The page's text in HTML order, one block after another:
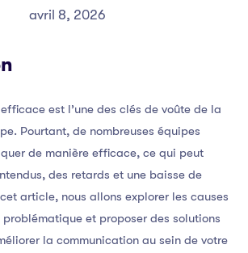
avril 8, 2026
est l’une des clés de voûte de la
Pourtant, de nombreuses équipes
de manière efficace, ce qui peut
des retards et une baisse de
article, nous allons explorer les causes
et proposer des solutions
la communication au sein de votre